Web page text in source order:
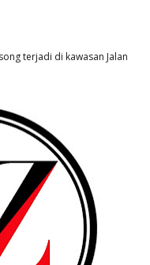
terjadi di kawasan Jalan